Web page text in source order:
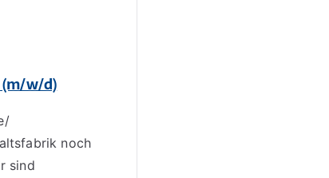
w/d)
noch
sind